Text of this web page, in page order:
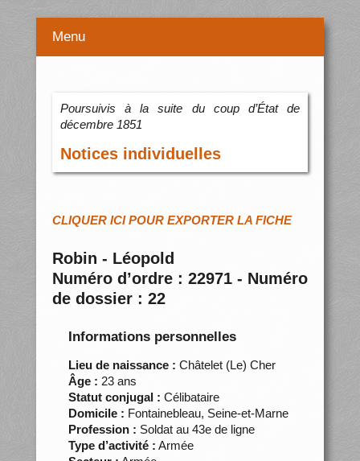
Menu
Poursuivis à la suite du coup d’État de
décembre 1851
Notices individuelles
CLIQUER ICI POUR EXPORTER LA FICHE
Robin - Léopold
Numéro d’ordre : 22971 - Numéro
de dossier : 22
Informations personnelles
Lieu de naissance : Châtelet (Le) Cher
Âge : 23 ans
Statut conjugal : Célibataire
Domicile : Fontainebleau, Seine-et-Marne
Profession : Soldat au 43e de ligne
Type d’activité : Armée